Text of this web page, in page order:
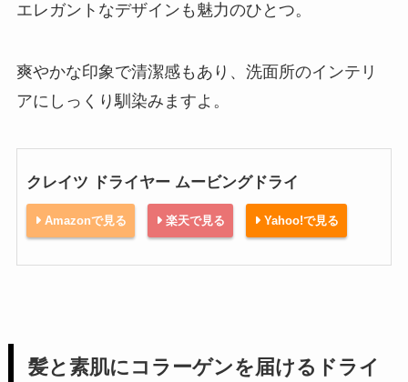
エレガントなデザインも魅力のひとつ。
爽やかな印象で清潔感もあり、洗面所のインテリ
アにしっくり馴染みますよ。
クレイツ ドライヤー ムービングドライ
Amazonで見る 楽天で見る Yahoo!で見る
髪と素肌にコラーゲンを届けるドライ